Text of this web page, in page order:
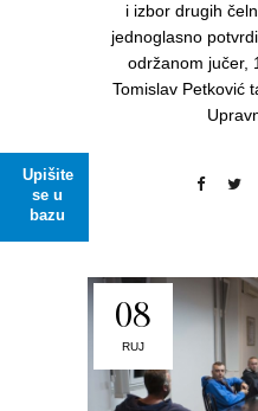
Upišite
se u
bazu
i izbor drugih
jednoglasno
održanom jučer,
Tomislav Petković
08
RUJ